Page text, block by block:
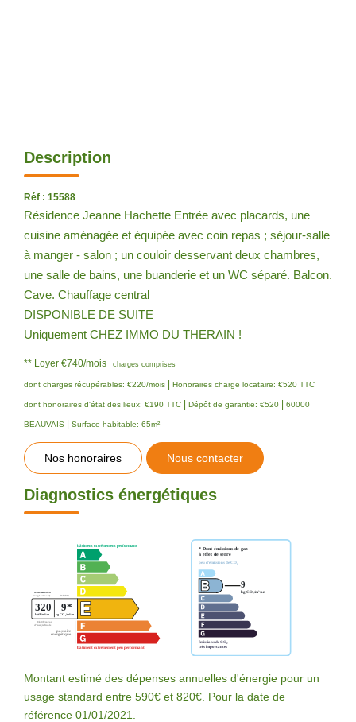
Description
Réf : 15588
Résidence Jeanne Hachette Entrée avec placards, une
cuisine aménagée et équipée avec coin repas ; séjour-salle
à manger - salon ; un couloir desservant deux chambres,
une salle de bains, une buanderie et un WC séparé. Balcon.
Cave. Chauffage central
DISPONIBLE DE SUITE
Uniquement CHEZ IMMO DU THERAIN !
** Loyer €740/mois charges comprises
dont charges récupérables: €220/mois | Honoraires charge locataire: €520 TTC
dont honoraires d'état des lieux: €190 TTC | Dépôt de garantie: €520 | 60000
BEAUVAIS | Surface habitable: 65m²
Nos honoraires Nous contacter
Diagnostics énergétiques
Montant estimé des dépenses annuelles d'énergie pour un
usage standard entre 590€ et 820€. Pour la date de
référence 01/01/2021.